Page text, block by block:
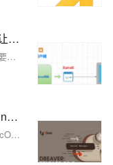
微软工程师偷偷在用！这款SSH工具让Windows操控CentOS比Mac还优雅!
远程登录Linux服务器是管理和维护服务器的重要手段，尤其在远程办公、云服务管理等场景中不可或缺。通过工具如XShell，用户可以方便地进行远程管理。SSH协议确保了数据传输的安全性，命令行界面提高了操作效率。配置XShell连接CentOS时，需确保Linux系统开启sshd服务和22端口，并正确设置主机地址、用户名和密码。此外，调整字体和配色方案可优化使用体验，解决中文显示问题。
DBeaver Ultimate Edtion 25.0 Multilingual (macOS, Linux, Windows) - 通用数据库工具
DBeaver Ultimate Edtion 25.0 Multilingual (macOS, Linux, Windows) - 通用数据库工具